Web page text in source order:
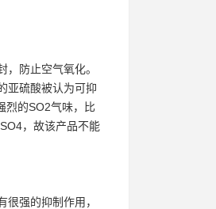
防止空气氧化。
亚硫酸被认为可抑
烈的SO2气味，比
，故该产品不能
强的抑制作用，